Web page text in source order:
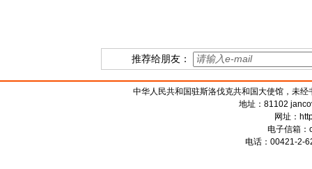
推荐给朋友：
中华人民共和国驻斯洛伐克共和国大使馆，未
地址：81102
网址：
电子信箱：
电话：00421-2-